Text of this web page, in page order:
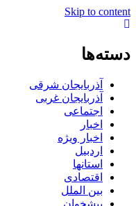
Skip to content
دسته‌ها
آذربایجان شرقی
آذربایجان غربی
اجتماعی
اخبار
اخبار ویژه
اردبیل
استانها
اقتصادی
بین الملل
پیشخوان